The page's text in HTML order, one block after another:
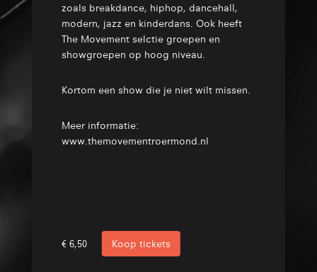
zoals breakdance, hiphop, dancehall,
modern, jazz en kinderdans. Ook heeft
The Movement selctie groepen en
showgroepen op hoog niveau.
Kortom een show die je niet wilt missen.
Meer informatie:
www.themovementroermond.nl
€ 6,50 Koop tickets